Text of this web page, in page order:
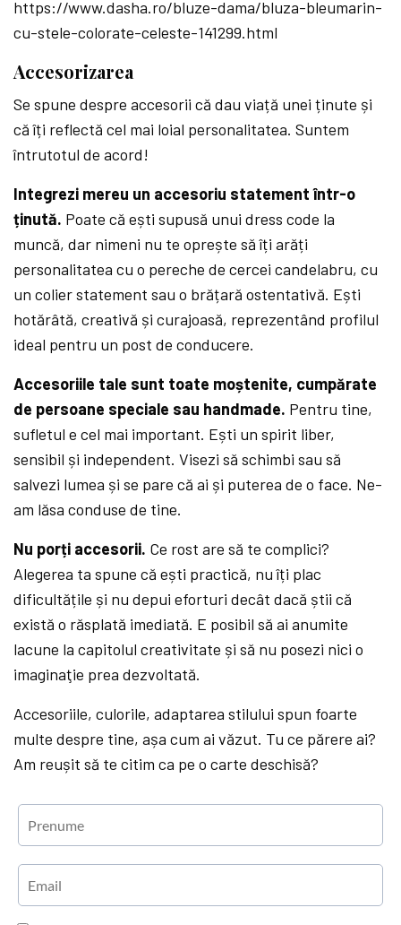
https://www.dasha.ro/bluze-dama/bluza-bleumarin-
cu-stele-colorate-celeste-141299.html
Accesorizarea
Se spune despre accesorii că dau viață unei ținute și
că îți reflectă cel mai loial personalitatea. Suntem
întrutotul de acord!
Integrezi mereu un accesoriu statement într-o
ținută. Poate că ești supusă unui dress code la
muncă, dar nimeni nu te oprește să îți arăți
personalitatea cu o pereche de cercei candelabru, cu
un colier statement sau o brățară ostentativă. Ești
hotărâtă, creativă și curajoasă, reprezentând profilul
ideal pentru un post de conducere.
Accesoriile tale sunt toate moștenite, cumpărate
de persoane speciale sau handmade. Pentru tine,
sufletul e cel mai important. Ești un spirit liber,
sensibil și independent. Visezi să schimbi sau să
salvezi lumea și se pare că ai și puterea de o face. Ne-
am lăsa conduse de tine.
Nu porți accesorii. Ce rost are să te complici?
Alegerea ta spune că ești practică, nu îți plac
dificultățile și nu depui eforturi decât dacă știi că
există o răsplată imediată. E posibil să ai anumite
lacune la capitolul creativitate și să nu posezi nici o
imaginaţie prea dezvoltată.
Accesoriile, culorile, adaptarea stilului spun foarte
multe despre tine, așa cum ai văzut. Tu ce părere ai?
Am reușit să te citim ca pe o carte deschisă?